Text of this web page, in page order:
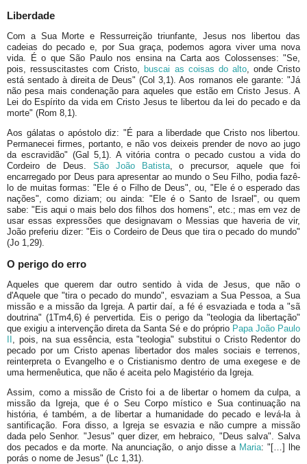
Liberdade
Com a Sua Morte e Ressurreição triunfante, Jesus nos libertou das
cadeias do pecado e, por Sua graça, podemos agora viver uma nova
vida. É o que São Paulo nos ensina na Carta aos Colossenses: "Se,
pois, ressuscitastes com Cristo,
buscai as coisas do alto, onde Cristo
está sentado à direita de Deus" (Col 3,1). Aos romanos ele garante: "Já
não pesa mais condenação para aqueles que estão em Cristo Jesus. A
Lei do Espírito da vida em Cristo Jesus te libertou da lei do pecado e da
morte" (Rom 8,1).
Aos gálatas o apóstolo diz: "É para a liberdade que Cristo nos libertou.
Permanecei firmes, portanto, e não vos deixeis prender de novo ao jugo
da escravidão" (Gal 5,1). A vitória contra o pecado custou a vida do
Cordeiro de Deus. São João Batista, o precursor, aquele que foi
encarregado por Deus para apresentar ao mundo o Seu Filho, podia fazê-
lo de muitas formas: "Ele é o Filho de Deus", ou, "Ele é o esperado das
nações", como diziam; ou ainda: "Ele é o Santo de Israel", ou quem
sabe: "Eis aqui o mais belo dos filhos dos homens", etc.; mas em vez de
usar essas expressões que designavam o Messias que haveria de vir,
João preferiu dizer: "Eis o Cordeiro de Deus que tira o pecado do mundo"
(Jo 1,29).
O perigo do erro
Aqueles que querem dar outro sentido à vida de Jesus, que não o
d'Aquele que "tira o pecado do mundo", esvaziam a Sua Pessoa, a Sua
missão e a missão da Igreja. A partir daí, a fé é esvaziada e toda a "sã
doutrina" (1Tm4,6) é pervertida. Eis o perigo da "teologia da libertação"
que exigiu a intervenção direta da Santa Sé e do próprio Papa João Paulo
, pois, na sua essência, esta "teologia" substitui o Cristo Redentor do
pecado por um Cristo apenas libertador dos males sociais e terrenos,
reinterpreta o Evangelho e o Cristianismo dentro de uma exegese e de
uma hermenêutica, que não é aceita pelo Magistério da Igreja.
Assim, como a missão de Cristo foi a de libertar o homem da culpa, a
missão da Igreja, que é o Seu Corpo místico e Sua continuação na
história, é também, a de libertar a humanidade do pecado e levá-la à
santificação. Fora disso, a Igreja se esvazia e não cumpre a missão
dada pelo Senhor. "Jesus" quer dizer, em hebraico, "Deus salva". Salva
dos pecados e da morte. Na anunciação, o anjo disse a Maria: "[…] lhe
porás o nome de Jesus" (Lc 1,31).